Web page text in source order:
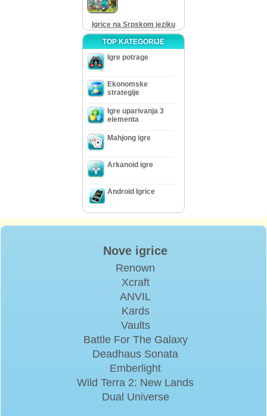
Igrice na Srpskom jeziku
TOP KATEGORIJE
Igre potrage
Ekonomske
strategije
Igre uparivanja 3
elementa
Mahjong igre
Arkanoid igre
Android Igrice
Nove igrice
Renown
Xcraft
ANVIL
Kards
Vaults
Battle For The Galaxy
Deadhaus Sonata
Emberlight
Wild Terra 2: New Lands
Dual Universe